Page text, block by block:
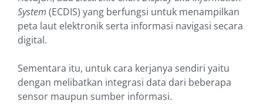
System (ECDIS) yang berfungsi untuk menampilkan
peta laut elektronik serta informasi navigasi secara
digital.
Sementara itu, untuk cara kerjanya sendiri yaitu
dengan melibatkan integrasi data dari beberapa
sensor maupun sumber informasi.